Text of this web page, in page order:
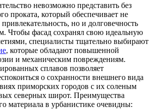
невозможно представить без
проката, который обеспечивает не
но и долговечность
Чтобы фасад сохранял свою идеальную
специалисты тщательно выбирают
, которые обладают повышенной
и механическим повреждениям.
сплавов позволяет
о сохранности внешнего вида
приморских городов с их соленым
северных широт. Преимущества
материала в урбанистике очевидны: